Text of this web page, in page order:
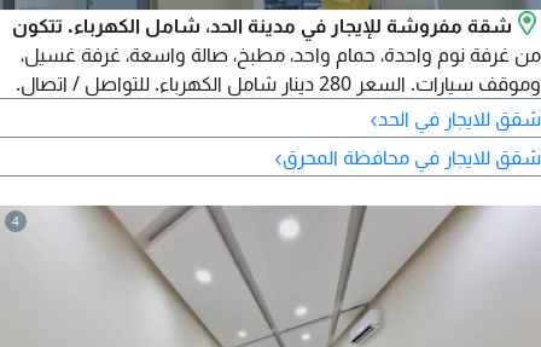
شقة مفروشة للإيجار في مدينة الحد، شامل الكهرباء. تتكون
من غرفة نوم واحدة، حمام واحد، مطبخ، صالة واسعة، غرفة غسيل،
وموقف سيارات. السعر 280 دينار شامل الكهرباء. للتواصل / اتصال.
شقق للايجار في الحد›
شقق للايجار في محافظة المحرق›
4